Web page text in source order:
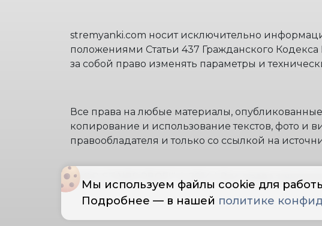
Мы используем файлы cookie для
Подробнее — в нашей политике
stremyanki.com носит исключительно
положениями Статьи 437 Гражданского
за собой право изменять параметры и
Все права на любые материалы,
копирование и использование текстов, фото и
правообладателя и только со ссылкой на
"ООО STAIRS PROFI" © 2014 | Все права